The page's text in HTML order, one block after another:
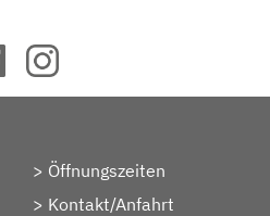
Öffnungszeiten
Kontakt/Anfahrt